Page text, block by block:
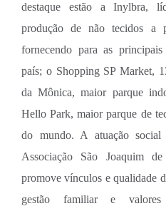
destaque estão a Inylbra,
produção de não tecidos a
fornecendo para as
país; o Shopping SP Market,
da Mônica, maior parque
Hello Park, maior parque de
do mundo. A atuação
Associação São Joaquim
promove vínculos e qualidade
gestão familiar e